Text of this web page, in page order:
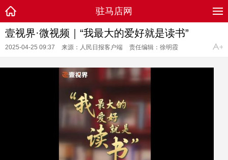
驻马店网
壹视界·微视频｜“我最大的爱好就是读书”
2025-04-25 09:37 来源：人民日报客户端 责任编辑：徐明霞